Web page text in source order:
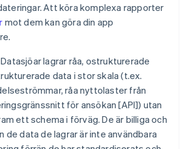
Att köra komplexa rapporter
mot dem kan göra din app
Datasjöar lagrar råa, ostrukturerade
data i stor skala (t.ex.
råa nyttolaster från
för ansökan [API]) utan
ett schema i förväg. De är billiga och
de data de lagrar är inte användbara